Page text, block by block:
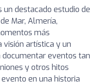
un destacado estudio de
Mar, Almería,
más
visión artística y un
documentar eventos tan
y otros hitos
en una historia